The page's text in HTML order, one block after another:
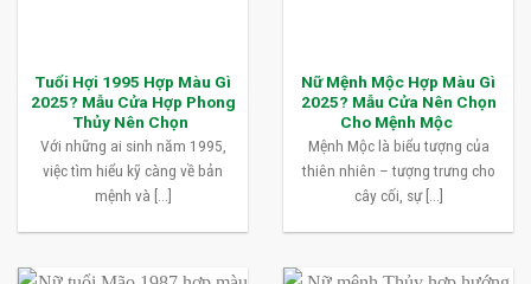
Tuổi Hợi 1995 Hợp Màu Gì
2025? Mẫu Cửa Hợp Phong
Thủy Nên Chọn
Với những ai sinh năm 1995,
việc tìm hiểu kỹ càng về bản
mệnh và [...]
Nữ Mệnh Mộc Hợp Màu Gì
2025? Mẫu Cửa Nên Chọn
Cho Mệnh Mộc
Mệnh Mộc là biểu tượng của
thiên nhiên – tượng trưng cho
cây cối, sự [...]